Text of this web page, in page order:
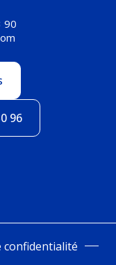
90
96
confidentialité